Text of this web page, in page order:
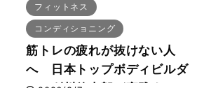
フィットネス
コンディショニング
筋トレの疲れが抜けない人
へ 日本トップボディビルダ